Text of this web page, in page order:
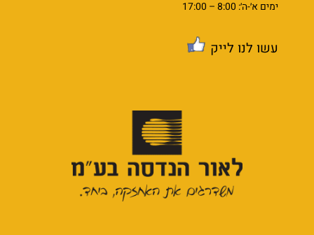
ימים א׳-ה׳: 8:00 – 17:00
עשו לנו לייק